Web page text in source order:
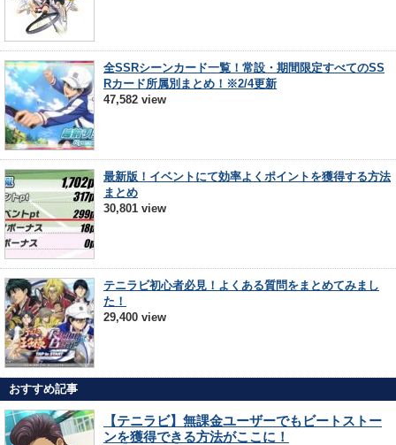
全SSRシーンカード一覧！常設・期間限定すべてのSS
Rカード所属別まとめ！※2/4更新
47,582 view
最新版！イベントにて効率よくポイントを獲得する方法
まとめ
30,801 view
テニラビ初心者必見！よくある質問をまとめてみまし
た！
29,400 view
おすすめ記事
【テニラビ】無課金ユーザーでもビートストー
ンを獲得できる方法がここに！